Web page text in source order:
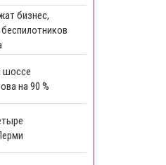
бизнес,
шоссе
на 90 %